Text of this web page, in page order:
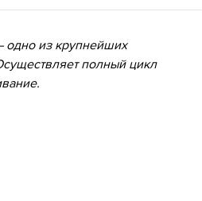
одно из крупнейших
полный цикл